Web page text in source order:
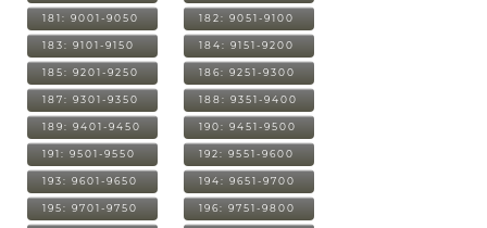
181: 9001-9050 182: 9051-9100
183: 9101-9150 184: 9151-9200
185: 9201-9250 186: 9251-9300
187: 9301-9350 188: 9351-9400
189: 9401-9450 190: 9451-9500
191: 9501-9550 192: 9551-9600
193: 9601-9650 194: 9651-9700
195: 9701-9750 196: 9751-9800